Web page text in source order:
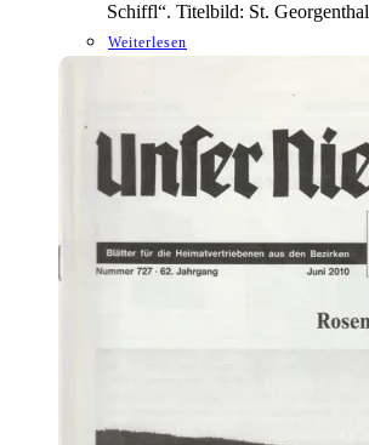
Schiffl“. Titelbild: St. Georgenthal
Weiterlesen